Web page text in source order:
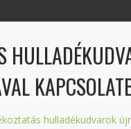
hulladékudvarok